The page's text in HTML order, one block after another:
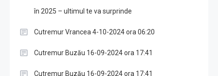
în 2025 – ultimul te va surprinde
Cutremur Vrancea 4-10-2024 ora 06:20
Cutremur Buzău 16-09-2024 ora 17:41
Cutremur Buzău 16-09-2024 ora 17:41